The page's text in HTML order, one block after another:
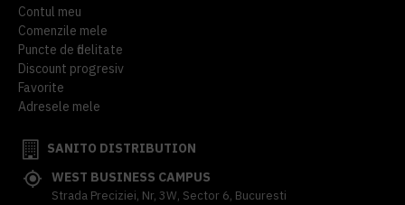
Contul meu
Comenzile mele
Puncte de fidelitate
Discount progresiv
Favorite
Adresele mele
SANITO DISTRIBUTION
WEST BUSINESS CAMPUS
Strada Preciziei, Nr, 3W, Sector 6, Bucuresti